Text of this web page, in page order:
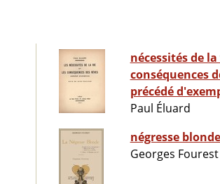
nécessités de
conséquences
précédé
Paul Éluard
négresse
Georges Fourest